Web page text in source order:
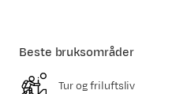
Beste bruksområder
Tur og friluftsliv